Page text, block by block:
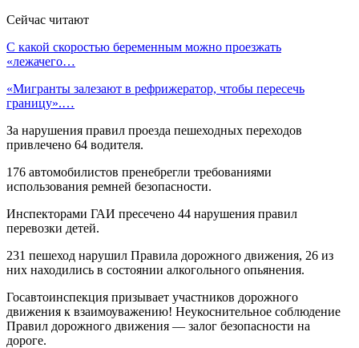
Сейчас читают
С какой скоростью беременным можно проезжать
«лежачего…
«Мигранты залезают в рефрижератор, чтобы пересечь
границу».…
За нарушения правил проезда пешеходных переходов
привлечено 64 водителя.
176 автомобилистов пренебрегли требованиями
использования ремней безопасности.
Инспекторами ГАИ пресечено 44 нарушения правил
перевозки детей.
231 пешеход нарушил Правила дорожного движения, 26 из
них находились в состоянии алкогольного опьянения.
Госавтоинспекция призывает участников дорожного
движения к взаимоуважению! Неукоснительное соблюдение
Правил дорожного движения — залог безопасности на
дороге.